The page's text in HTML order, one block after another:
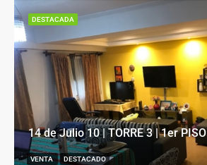
14 de Julio 10 | TORRE 3 | 1er PISO
VENTA DESTACADO
DESTACADA